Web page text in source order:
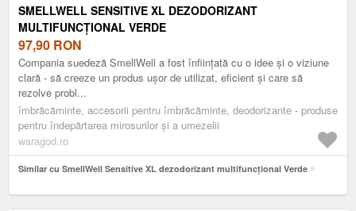
SMELLWELL SENSITIVE XL DEZODORIZANT
MULTIFUNCȚIONAL VERDE
97,90 RON
Compania suedeză SmellWell a fost înființată cu o idee și o viziune
clară - să creeze un produs ușor de utilizat, eficient și care să
rezolve probl...
îmbrăcăminte, accesorii pentru îmbrăcăminte, deodorizante - produse
pentru îndepărtarea mirosurilor și a umezelii
waragod.ro
Similar cu SmellWell Sensitive XL dezodorizant multifuncțional Verde